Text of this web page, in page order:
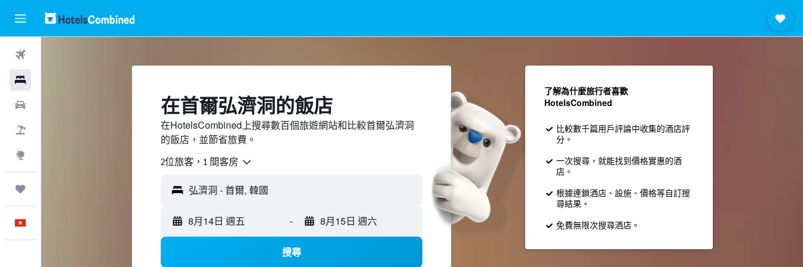
​在首爾弘濟洞​的飯店
在HotelsCombined上搜尋數百個旅遊網站和比較首爾弘濟洞
的飯店，並節省旅費。
2位旅客，1 間客房
8月14日 週五 - 8月15日 週六
搜尋
了解為什麼旅行者喜歡
HotelsCombined
比較數千篇用戶評論中收集的酒店評
分。
一次搜尋，就能找到價格實惠的酒
店。
根據連鎖酒店、設施、價格等自訂搜
尋結果。
免費無限次搜尋酒店。